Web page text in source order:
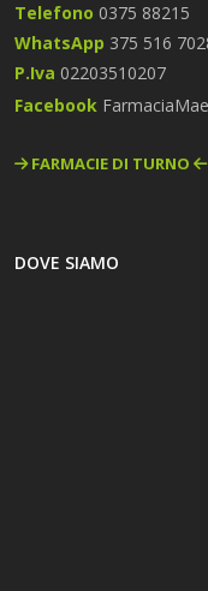
Telefono 0375 88215
WhatsApp 375 516
P.Iva 02203510207
Facebook
FARMACIE DI TURNO
DOVE SIAMO